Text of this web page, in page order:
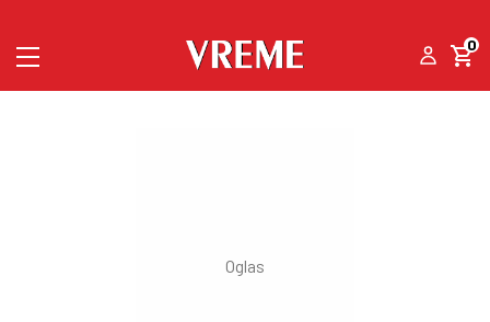
0